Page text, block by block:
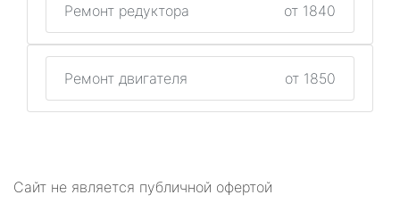
Ремонт редуктора от 1840
Ремонт двигателя от 1850
Сайт не является публичной офертой